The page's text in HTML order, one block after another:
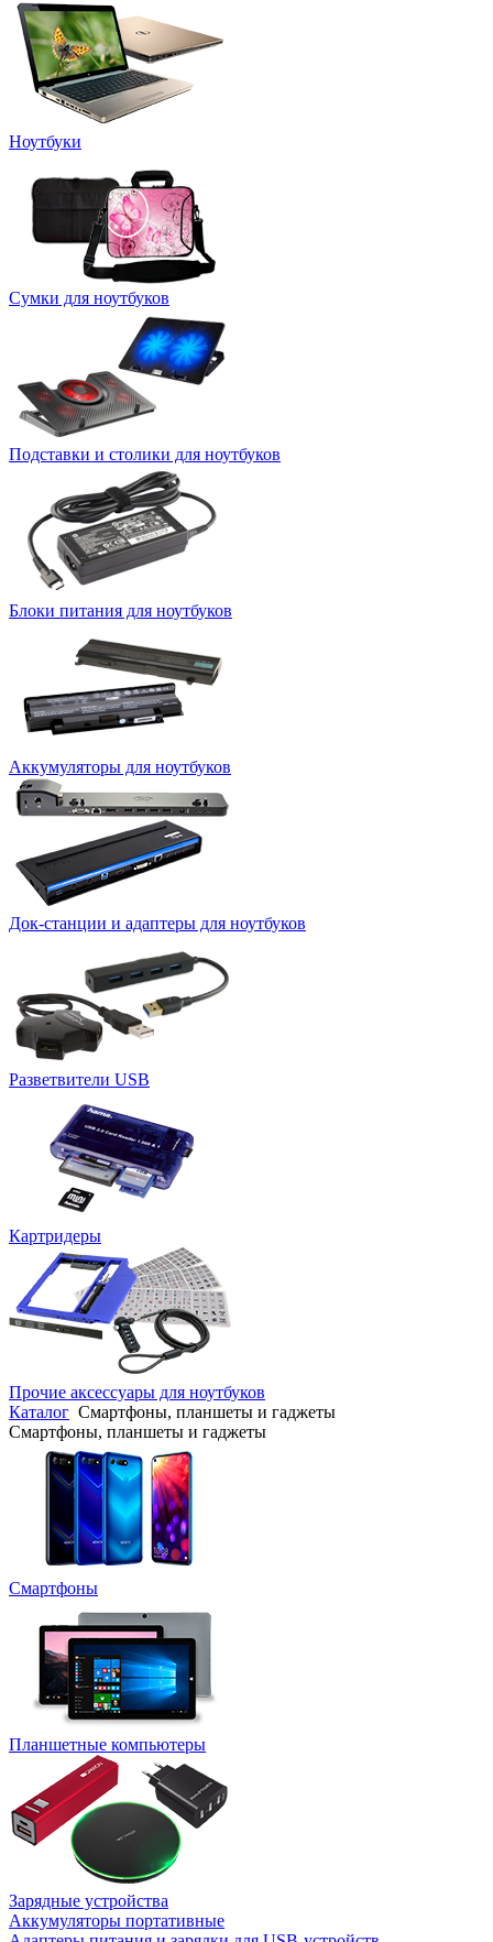
Ноутбуки
Сумки для ноутбуков
Подставки и столики для ноутбуков
Блоки питания для ноутбуков
Аккумуляторы для ноутбуков
Док-станции и адаптеры для ноутбуков
Разветвители USB
Картридеры
Прочие аксессуары для ноутбуков
Каталог Смартфоны, планшеты и гаджеты
Смартфоны, планшеты и гаджеты
Смартфоны
Планшетные компьютеры
Зарядные устройства
Аккумуляторы портативные